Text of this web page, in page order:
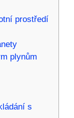
prostředí
plynům
s